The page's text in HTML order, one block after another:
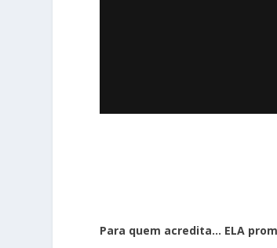
Para quem acredita… ELA